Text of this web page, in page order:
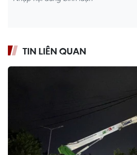
TIN LIÊN QUAN